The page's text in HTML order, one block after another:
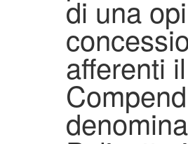
di una
afferenti il